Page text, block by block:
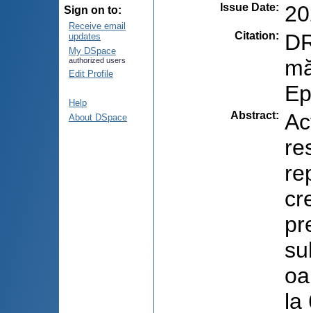
Sign on to:
Receive email
updates
My DSpace
authorized users
Edit Profile
Help
About DSpace
Issue Date:
Citation:
Abstract:
la